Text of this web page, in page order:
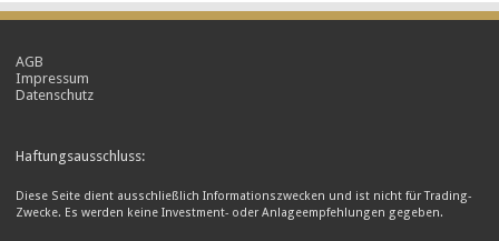
AGB
Impressum
Datenschutz
Haftungsausschluss:
Diese Seite dient ausschließlich Informationszwecken und ist nicht für Trading-
Zwecke. Es werden keine Investment- oder Anlageempfehlungen gegeben.